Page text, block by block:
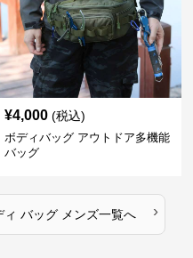
¥4,000 (税込)
ボディバッグ アウトドア多機能
バッグ
ィ バッグ メンズ一覧へ ›